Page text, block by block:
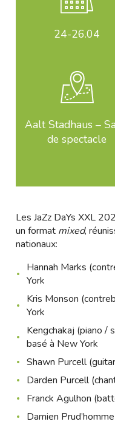
24-26.04
Aalt Stadhaus –
de spectacle
Les JaZz DaYs XXL
un format mixed,
nationaux:
Hannah Marks
York
Kris Monson
York
Kengchakaj (piano /
basé à New York
Shawn Purcell
Darden Purcell
Franck Agulhon
Damien